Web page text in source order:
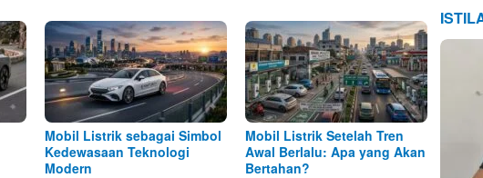
Mobil Listrik sebagai Simbol
Kedewasaan Teknologi
Modern
Mobil Listrik Setelah Tren
Awal Berlalu: Apa yang Akan
Bertahan?